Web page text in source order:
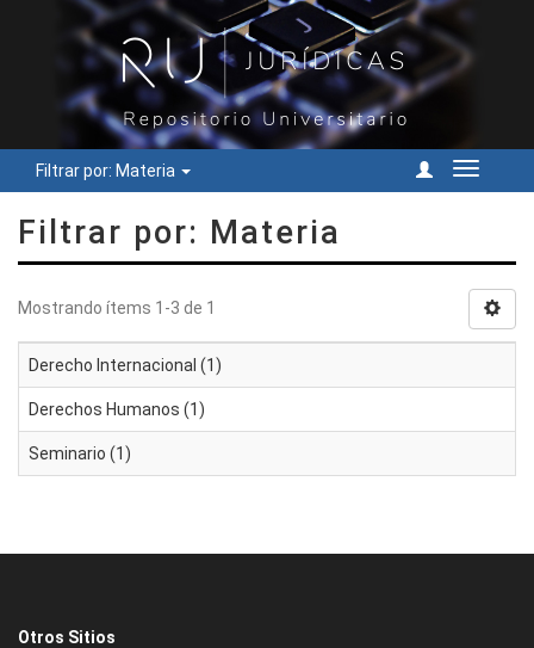
Filtrar por: Materia
Cambiar
Filtrar por: Materia
Mostrando ítems 1-3 de 1
Derecho Internacional (1)
Derechos Humanos (1)
Seminario (1)
Otros Sitios